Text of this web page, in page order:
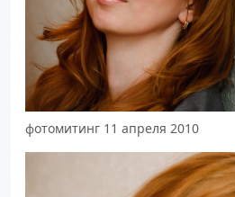
фотомитинг 11 апреля 2010